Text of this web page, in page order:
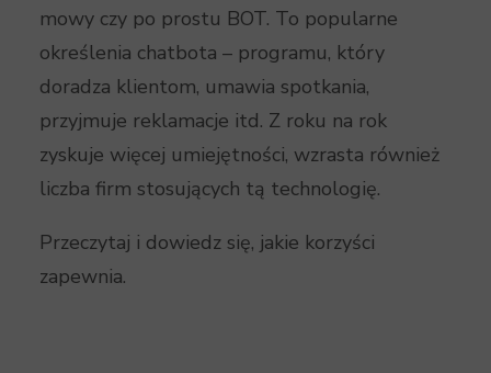
mowy czy po prostu BOT. To popularne
określenia chatbota – programu, który
doradza klientom, umawia spotkania,
przyjmuje reklamacje itd. Z roku na rok
zyskuje więcej umiejętności, wzrasta również
liczba firm stosujących tą technologię.
Przeczytaj i dowiedz się, jakie korzyści
zapewnia.